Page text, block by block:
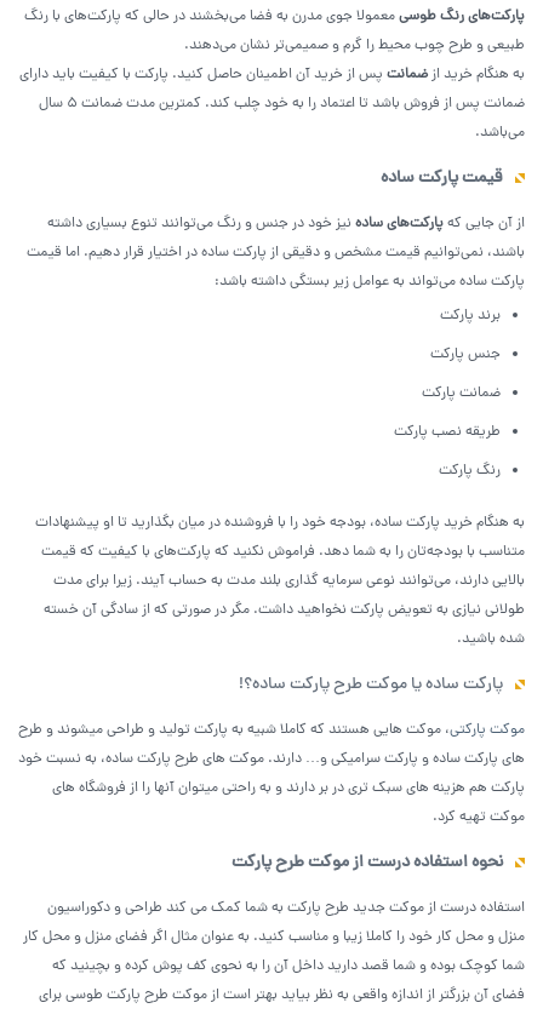
پارکت‌های رنگ طوسیمعمولا جوی مدرن به فضا می‌بخشند در حالی که پارکت‌های با رنگ
طبیعی و طرح چوب محیط را گرم و صمیمی‌تر نشان می‌دهند.
به هنگام خرید ازضمانت پس از خرید آن اطمینان حاصل کنید. پارکت با کیفیت باید دارای
ضمانت پس از فروش باشد تا اعتماد را به خود چلب کند. کمترین مدت ضمانت ۵ سال
می‌باشد.
قیمت پارکت ساده
از آن جایی کهپارکت‌های ساده نیز خود در جنس و رنگ می‌توانند تنوع بسیاری داشته
باشند، نمی‌توانیم قیمت مشخص و دقیقی از پارکت ساده در اختیار قرار دهیم. اما قیمت
پارکت ساده می‌تواند به عوامل زیر بستگی داشته باشد:
برند پارکت
جنس پارکت
ضمانت پارکت
طریقه نصب پارکت
رنگ پارکت
به هنگام خرید پارکت ساده، بودجه خود را با فروشنده در میان بگذارید تا او پیشنهادات
متناسب با بودجه‌تان را به شما دهد. فراموش نکنید که پارکت‌های با کیفیت که قیمت
بالایی دارند، می‌توانند نوعی سرمایه گذاری بلند مدت به حساب آیند. زیرا برای مدت
طولانی نیازی به تعویض پارکت نخواهید داشت. مگر در صورتی که از سادگی آن خسته
شده باشید.
پارکت ساده یا موکت طرح پارکت ساده؟!
موکت پارکتی، موکت هایی هستند که کاملا شبیه به پارکت تولید و طراحی میشوند و طرح
های پارکت ساده و پارکت سرامیکی و… دارند. موکت های طرح پارکت ساده، به نسبت خود
پارکت هم هزینه های سبک تری در بر دارند و به راحتی میتوان آنها را از فروشگاه های
موکت تهیه کرد.
نحوه استفاده درست از موکت طرح پارکت
استفاده درست از موکت جدید طرح پارکت به شما کمک می کند طراحی و دکوراسیون
منزل و محل کار خود را کاملا زیبا و مناسب کنید. به عنوان مثال اگر فضای منزل و محل کار
شما کوچک بوده و شما قصد دارید داخل آن را به نحوی کف پوش کرده و بچینید که
فضای آن بزرگتر از اندازه واقعی به نظر بیاید بهتر است از موکت طرح پارکت طوسی برای